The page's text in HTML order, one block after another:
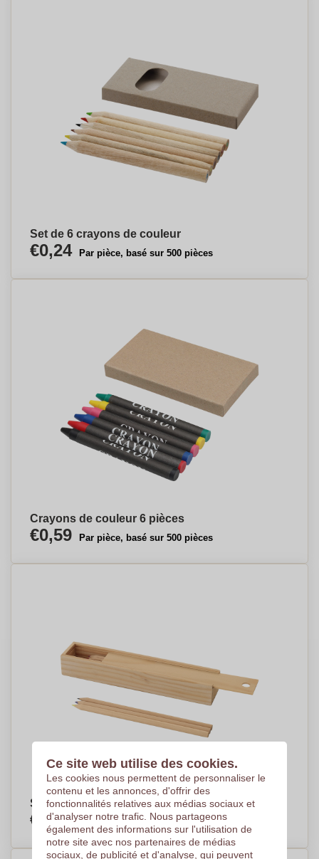
Set de 6 crayons de couleur
€0,24 Par pièce, basé sur 500 pièces
Crayons de couleur 6 pièces
€0,59 Par pièce, basé sur 500 pièces
Set de 12 crayons de couleur
€2,78 Par pièce, basé sur 500 pièces
Ce site web utilise des cookies.
Les cookies nous permettent de personnaliser le
contenu et les annonces, d'offrir des
fonctionnalités relatives aux médias sociaux et
d'analyser notre trafic. Nous partageons
également des informations sur l'utilisation de
notre site avec nos partenaires de médias
sociaux, de publicité et d'analyse, qui peuvent